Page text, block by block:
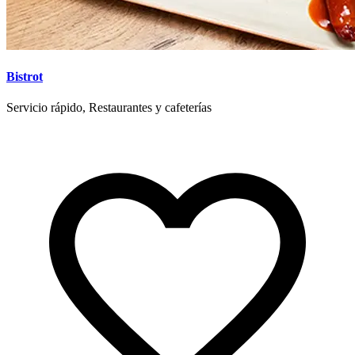
Bistrot
Servicio rápido, Restaurantes y cafeterías